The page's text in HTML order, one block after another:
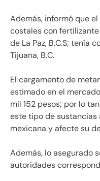
Además, informó que
costales con
de La Paz, B.C.S; tenía
Tijuana, B.C.
El cargamento de
estimado en el
mil 152 pesos; por lo
este tipo de sustancias
mexicana y afecte su
Además, lo asegurado
autoridades